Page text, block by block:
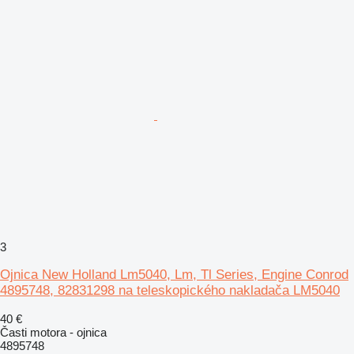
3
Ojnica New Holland Lm5040, Lm, Tl Series, Engine Conrod
4895748, 82831298 na teleskopického nakladača LM5040
40 €
Časti motora - ojnica
4895748